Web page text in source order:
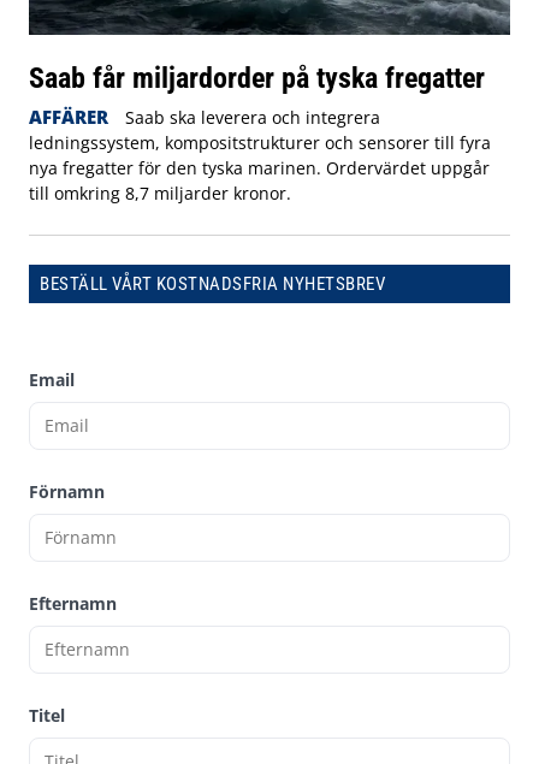
Saab får miljardorder på tyska fregatter
AFFÄRER
Saab ska leverera och integrera
ledningssystem, kompositstrukturer och sensorer till fyra
nya fregatter för den tyska marinen. Ordervärdet uppgår
till omkring 8,7 miljarder kronor.
BESTÄLL VÅRT KOSTNADSFRIA NYHETSBREV
Email
Förnamn
Efternamn
Titel